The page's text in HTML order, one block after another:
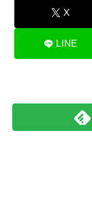
X
LINE